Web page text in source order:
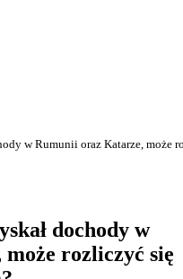
w Rumunii oraz Katarze, może
dochody w
rozliczyć się